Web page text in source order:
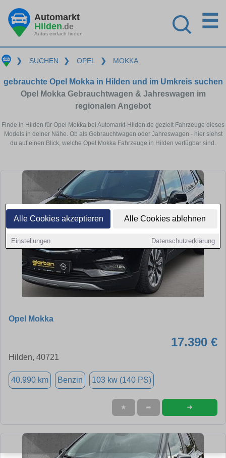
Alle Cookies akzeptieren Alle Cookies ablehnen
Einstellungen Datenschutzerklärung
Automarkt
Hilden.de
Autos einfach finden
☰
❯ SUCHEN ❯ OPEL ❯ MOKKA
gebrauchte Opel Mokka in Hilden und im Umkreis suchen
Opel Mokka Gebrauchtwagen & Jahreswagen im
regionalen Angebot
Finde in Hilden für Opel Mokka bei Automarkt-Hilden.de gezielt Fahrzeuge dieses
Models in deiner Nähe. Ob als Gebrauchtwagen oder Jahreswagen - hier siehst
du auf einen Blick, welche Opel Mokka Fahrzeuge in Hilden verfügbar sind.
Opel Mokka
17.390 €
Hilden, 40721
40.990 km Benzin 103 kw (140 PS)
★ ➦ ➜